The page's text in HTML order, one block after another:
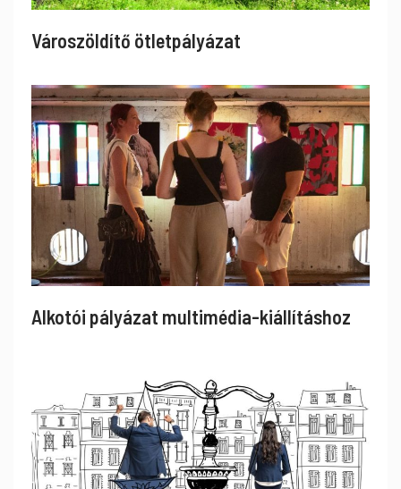
Városzöldítő ötletpályázat
Alkotói pályázat multimédia-kiállításhoz